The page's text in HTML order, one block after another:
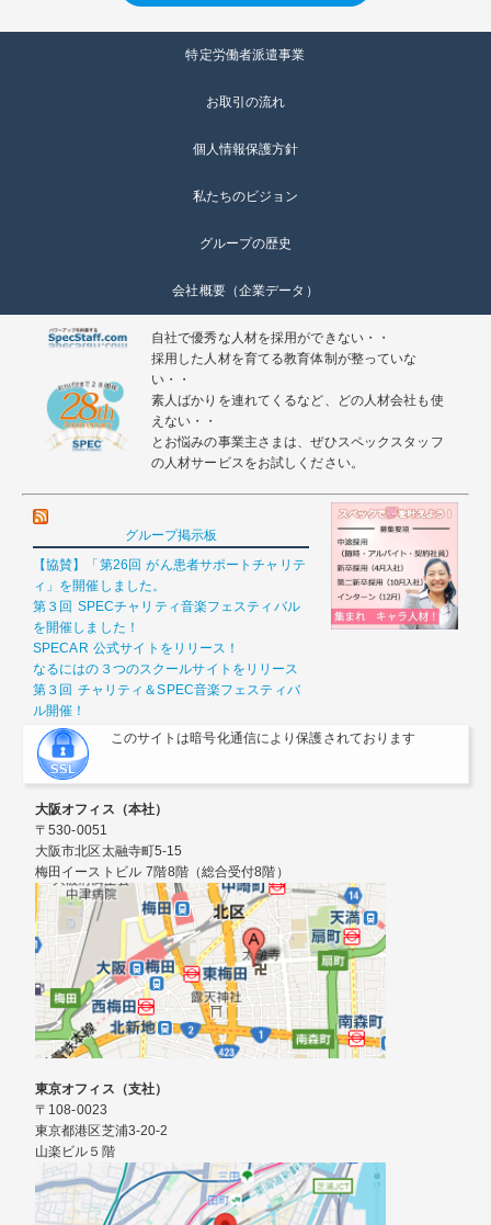
特定労働者派遣事業
お取引の流れ
個人情報保護方針
私たちのビジョン
グループの歴史
会社概要（企業データ）
自社で優秀な人材を採用ができない・・
採用した人材を育てる教育体制が整っていな
い・・
素人ばかりを連れてくるなど、どの人材会社も使
えない・・
とお悩みの事業主さまは、ぜひスペックスタッフ
の人材サービスをお試しください。
グループ掲示板
【協賛】「第26回 がん患者サポートチャリテ
ィ」を開催しました。
第３回 SPECチャリティ音楽フェスティバル
を開催しました！
SPECAR 公式サイトをリリース！
なるにはの３つのスクールサイトをリリース
第３回 チャリティ＆SPEC音楽フェスティバ
ル開催！
このサイトは暗号化通信により保護されております
大阪オフィス（本社）
〒530-0051
大阪市北区太融寺町5-15
梅田イーストビル 7階8階（総合受付8階）
東京オフィス（支社）
〒108-0023
東京都港区芝浦3-20-2
山楽ビル５階